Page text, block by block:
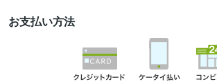
お支払い方法